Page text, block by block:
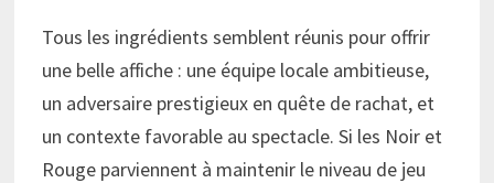
Tous les ingrédients semblent réunis pour offrir
une belle affiche : une équipe locale ambitieuse,
un adversaire prestigieux en quête de rachat, et
un contexte favorable au spectacle. Si les Noir et
Rouge parviennent à maintenir le niveau de jeu